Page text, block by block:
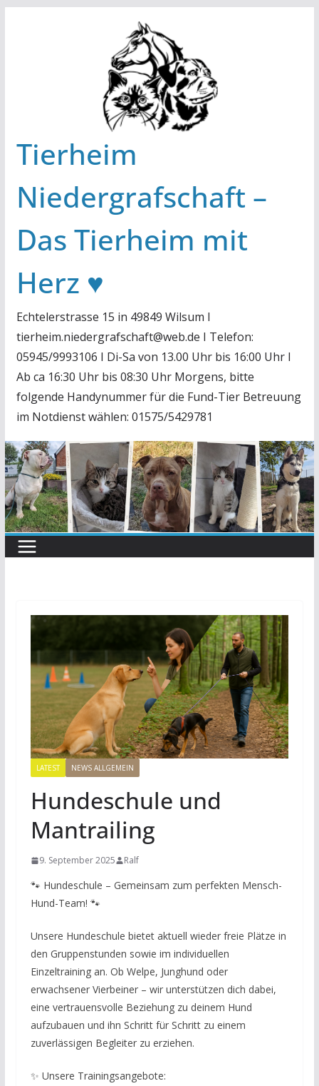
Tierheim
Niedergrafschaft –
Das Tierheim mit
Herz ♥
Echtelerstrasse 15 in 49849 Wilsum I
tierheim.niedergrafschaft@web.de I Telefon:
05945/9993106 I Di-Sa von 13.00 Uhr bis 16:00 Uhr I
Ab ca 16:30 Uhr bis 08:30 Uhr Morgens, bitte
folgende Handynummer für die Fund-Tier Betreuung
im Notdienst wählen: 01575/5429781
LATEST NEWS ALLGEMEIN
Hundeschule und
Mantrailing
9. September 2025 Ralf
🐾 Hundeschule – Gemeinsam zum perfekten Mensch-
Hund-Team! 🐾
Unsere Hundeschule bietet aktuell wieder freie Plätze in
den Gruppenstunden sowie im individuellen
Einzeltraining an. Ob Welpe, Junghund oder
erwachsener Vierbeiner – wir unterstützen dich dabei,
eine vertrauensvolle Beziehung zu deinem Hund
aufzubauen und ihn Schritt für Schritt zu einem
zuverlässigen Begleiter zu erziehen.
✨ Unsere Trainingsangebote: